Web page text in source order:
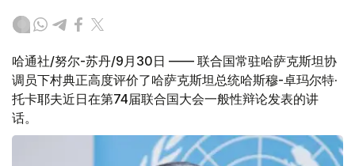
哈通社/努尔-苏丹/9月30日 —— 联合国常驻哈萨克斯坦协
调员下村典正高度评价了哈萨克斯坦总统哈斯穆-卓玛尔特·
托卡耶夫近日在第74届联合国大会一般性辩论发表的讲
话。